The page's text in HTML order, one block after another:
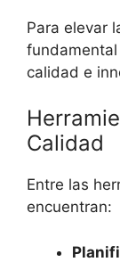
Para elevar
calidad e
Calidad
Entre las
encuentran: